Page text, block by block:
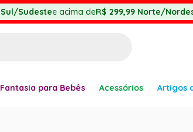
Sul/Sudestee acima deR$ 299,99 Norte/
Fantasia para Bebês Acessórios Artigos